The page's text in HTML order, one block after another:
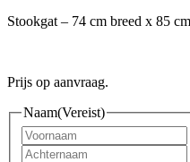
Stookgat – 74 cm breed x 85
Prijs op aanvraag.
Naam(Vereist)